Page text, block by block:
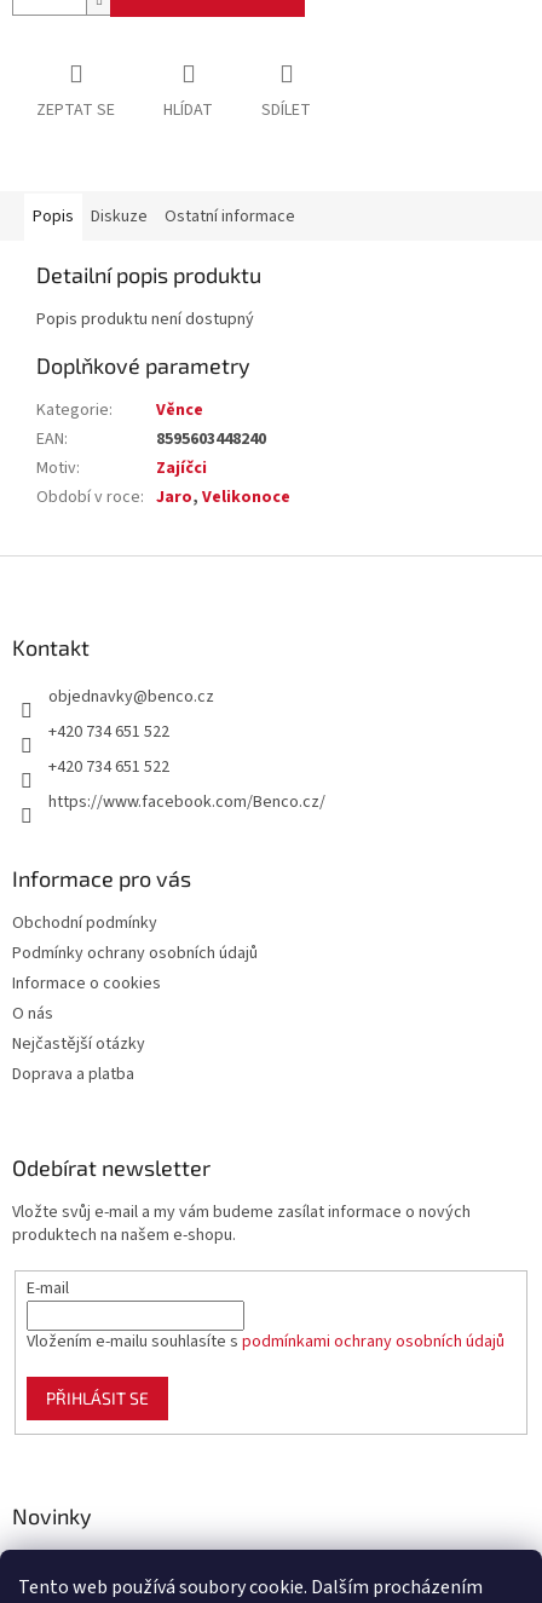
Tento web používá soubory cookie. Dalším procházením
ZEPTAT SE HLÍDAT SDÍLET
Popis Diskuze Ostatní informace
Detailní popis produktu
Popis produktu není dostupný
Doplňkové parametry
Kategorie:
Věnce
EAN:
8595603448240
Motiv:
Zajíčci
Období v roce: Jaro, Velikonoce
Kontakt
objednavky@benco.cz
+420 734 651 522
+420 734 651 522
https://www.facebook.com/Benco.cz/
Informace pro vás
Obchodní podmínky
Podmínky ochrany osobních údajů
Informace o cookies
O nás
Nejčastější otázky
Doprava a platba
Odebírat newsletter
Vložte svůj e-mail a my vám budeme zasílat informace o nových
produktech na našem e-shopu.
E-mail
Vložením e-mailu souhlasíte s podmínkami ochrany osobních údajů
PŘIHLÁSIT SE
Novinky
zahradu, chov i domácnost